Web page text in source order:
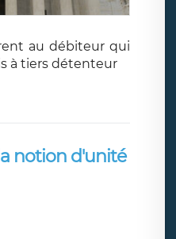
au débiteur qui
à tiers détenteur
notion d'unité